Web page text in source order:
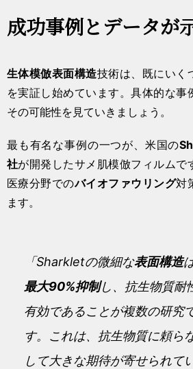
成功事例とデータが
生体模倣表面構造技術は、既にいく
を実証し始めています。具体的な事
その可能性を見ていきましょう。
最も有名な事例の一つが、米国の
社が開発したサメ肌模倣フィルムで
医療分野でのバイオファウリング対
ます。
「Sharkletの微細な表面構造
最大90%抑制し、抗生物質耐
有効であることが複数の研究
す。これは、抗生物質に頼ら
して大きな期待が寄せられて